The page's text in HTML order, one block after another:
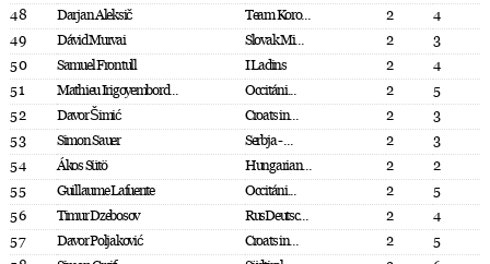
48
Darjan Aleksič Team Koro... 2
4
49
Dávid Murvai Slovak Mi... 2
3
50
Samuel Frontull I Ladins 2
4
51
Mathieu Irigoyembord... Occitáni... 2
5
52
Davor Šimić Croats in... 2
3
53
Simon Sauer Serbja - ... 2
3
54
Ákos Sütö Hungarian... 2
2
55
Guillaume Lafuente Occitáni... 2
5
56
Timur Dzebosov RusDeutsc... 2
4
57
Davor Poljaković Croats in... 2
5